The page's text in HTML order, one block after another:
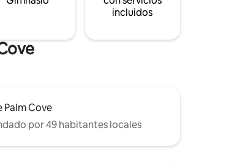
incluidos
Palm Cove
por 49 habitantes locales